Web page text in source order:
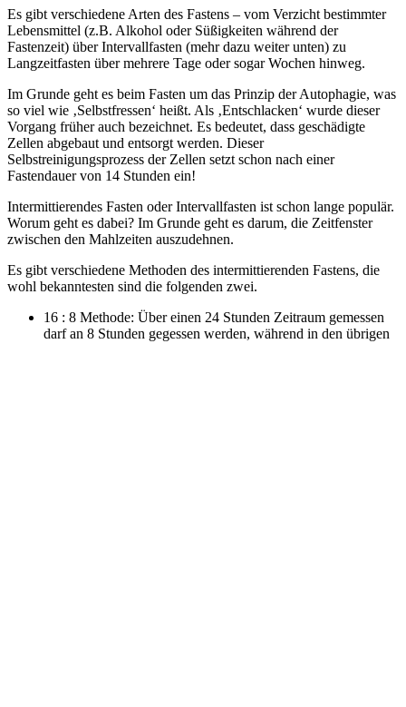
Es gibt verschiedene Arten des Fastens – vom Verzicht bestimmter
Lebensmittel (z.B. Alkohol oder Süßigkeiten während der
Fastenzeit) über Intervallfasten (mehr dazu weiter unten) zu
Langzeitfasten über mehrere Tage oder sogar Wochen hinweg.
Im Grunde geht es beim Fasten um das Prinzip der Autophagie, was
so viel wie ‚Selbstfressen‘ heißt. Als ‚Entschlacken‘ wurde dieser
Vorgang früher auch bezeichnet. Es bedeutet, dass geschädigte
Zellen abgebaut und entsorgt werden. Dieser
Selbstreinigungsprozess der Zellen setzt schon nach einer
Fastendauer von 14 Stunden ein!
Intermittierendes Fasten oder Intervallfasten ist schon lange populär.
Worum geht es dabei? Im Grunde geht es darum, die Zeitfenster
zwischen den Mahlzeiten auszudehnen.
Es gibt verschiedene Methoden des intermittierenden Fastens, die
wohl bekanntesten sind die folgenden zwei.
16 : 8 Methode: Über einen 24 Stunden Zeitraum gemessen
darf an 8 Stunden gegessen werden, während in den übrigen